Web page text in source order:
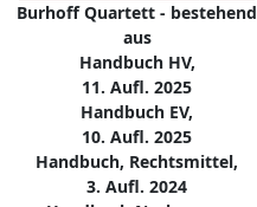
Burhoff Quartett - bestehend
aus
Handbuch HV,
11. Aufl. 2025
Handbuch EV,
10. Aufl. 2025
Handbuch, Rechtsmittel,
3. Aufl. 2024